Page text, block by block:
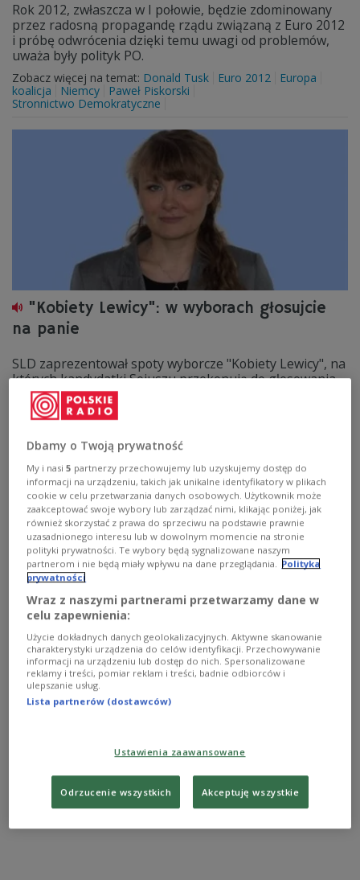
Rok 2012, zwłaszcza w I połowie, będzie zdominowany
przez radosną propagandę rządu związaną z Euro 2012
i próbę odwrócenia dzięki temu uwagi od problemów,
uważa były polityk PO.
Zobacz więcej na temat: Donald Tusk Euro 2012
Europa
koalicja
Niemcy
Paweł Piskorski
Stronnictwo Demokratyczne
"Kobiety Lewicy": w wyborach głosujcie
na panie
SLD zaprezentował spoty wyborcze "Kobiety Lewicy", na
których kandydatki Sojuszu przekonują do głosowania
na kobiety.
Zobacz więcej na temat:
wybory parlamentarne 2011
SLD się broni: mamy 40 proc. kobiet na
listach
Wydane przez Sojusz oświadczenie jest reakcją na
Zobacz więcej na temat:Bydgoszcz Gazeta Wyborcza
Dbamy o Twoją prywatność
My i nasi5 partnerzy przechowujemy lub uzyskujemy dostęp do
informacji na urządzeniu, takich jak unikalne identyfikatory w plikach
cookie w celu przetwarzania danych osobowych. Użytkownik może
zaakceptować swoje wybory lub zarządzać nimi, klikając poniżej, jak
również skorzystać z prawa do sprzeciwu na podstawie prawnie
uzasadnionego interesu lub w dowolnym momencie na stronie
polityki prywatności. Te wybory będą sygnalizowane naszym
partnerom i nie będą miały wpływu na dane przeglądania.
Polityka
prywatności
Wraz z naszymi partnerami przetwarzamy dane w
celu zapewnienia:
Użycie dokładnych danych geolokalizacyjnych. Aktywne skanowanie
charakterystyki urządzenia do celów identyfikacji. Przechowywanie
informacji na urządzeniu lub dostęp do nich. Spersonalizowane
reklamy i treści, pomiar reklam i treści, badnie odbiorców i
ulepszanie usług.
Lista partnerów (dostawców)
Ustawienia zaawansowane
Odrzucenie wszystkich Akceptuję wszystkie